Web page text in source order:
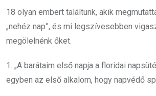
18 olyan embert találtunk, akik
„nehéz nap”, és mi legszívesebben
megölelnénk őket.
1. „A barátaim első napja a floridai
egyben az első alkalom, hogy napvédő